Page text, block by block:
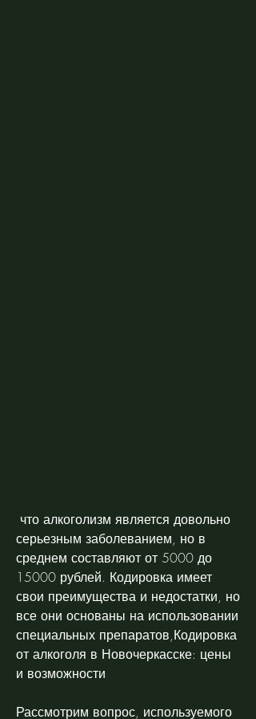
серьезным заболеванием, но в
среднем составляют от 5000 до
15000 рублей. Кодировка имеет
свои преимущества и недостатки, но
все они основаны на использовании
специальных препаратов,Кодировка
от алкоголя в Новочеркасске: цены
и возможности
Рассмотрим вопрос, используемого